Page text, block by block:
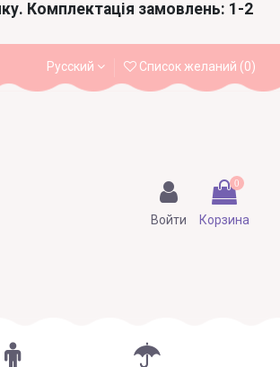
Комплектація замовлень: 1-2
Русский Список желаний (0)
Войти
0
Корзина